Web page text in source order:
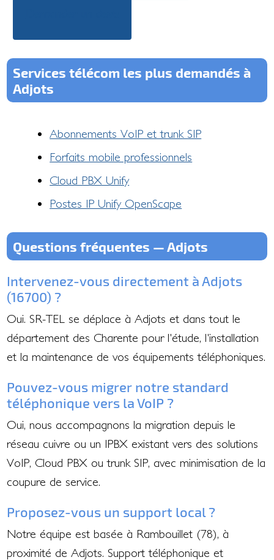
Services télécom les plus demandés à
Adjots
Abonnements VoIP et trunk SIP
Forfaits mobile professionnels
Cloud PBX Unify
Postes IP Unify OpenScape
Questions fréquentes — Adjots
Intervenez-vous directement à Adjots
(16700) ?
Oui. SR-TEL se déplace à Adjots et dans tout le
département des Charente pour l'étude, l'installation
et la maintenance de vos équipements téléphoniques.
Pouvez-vous migrer notre standard
téléphonique vers la VoIP ?
Oui, nous accompagnons la migration depuis le
réseau cuivre ou un IPBX existant vers des solutions
VoIP, Cloud PBX ou trunk SIP, avec minimisation de la
coupure de service.
Proposez-vous un support local ?
Notre équipe est basée à Rambouillet (78), à
proximité de Adjots. Support téléphonique et